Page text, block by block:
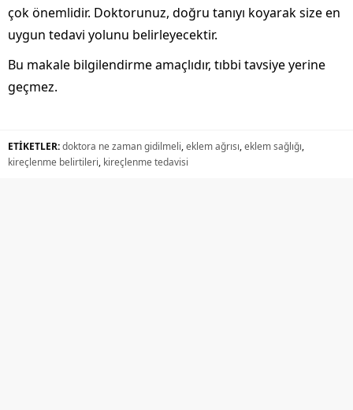
çok önemlidir. Doktorunuz, doğru tanıyı koyarak size en
uygun tedavi yolunu belirleyecektir.
Bu makale bilgilendirme amaçlıdır, tıbbi tavsiye yerine
geçmez.
ETİKETLER:doktora ne zaman gidilmeli,eklem ağrısı,eklem sağlığı,
kireçlenme belirtileri, kireçlenme tedavisi